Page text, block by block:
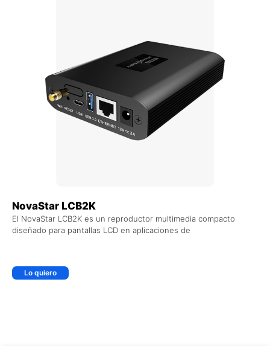
NovaStar LCB2K
El NovaStar LCB2K es un reproductor multimedia compacto
diseñado para pantallas LCD en aplicaciones de
Lo quiero